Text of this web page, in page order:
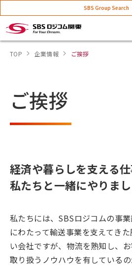
SBS Group Search
TOP 企業情報 ご挨拶
ご挨拶
経済や暮らしを支える
私たちと一緒にやりまし
私たちには、SBSロジコムの事
にわたって輸送事業を支えてき
い会社ですが、物流を熟知し、
取り扱うノウハウを有している